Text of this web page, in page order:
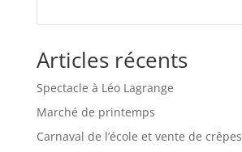
Articles récents
Spectacle à Léo Lagrange
Marché de printemps
Carnaval de l’école et vente de crêpes